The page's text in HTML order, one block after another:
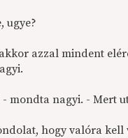
ugye?
azzal min­dent
mondta na­gyi. - Mert
hogy valóra